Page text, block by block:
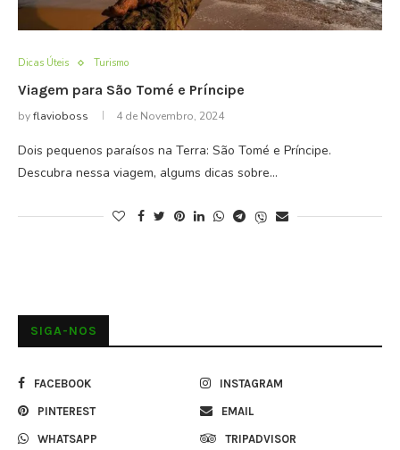
Dicas Úteis Turismo
Viagem para São Tomé e Príncipe
byflavioboss 4 de Novembro, 2024
Dois pequenos paraísos na Terra: São Tomé e Príncipe.
Descubra nessa viagem, algums dicas sobre…
SIGA-NOS
FACEBOOK INSTAGRAM
PINTEREST EMAIL
WHATSAPP TRIPADVISOR